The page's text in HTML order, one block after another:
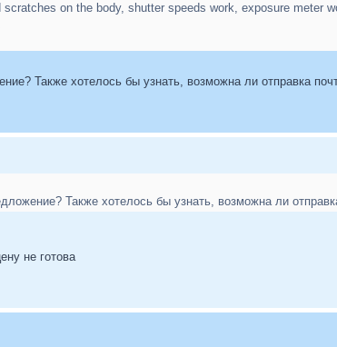
on the body, shutter speeds work, exposure meter
Также хотелось бы узнать, возможна ли отправка
Также хотелось бы узнать, возможна ли
не готова